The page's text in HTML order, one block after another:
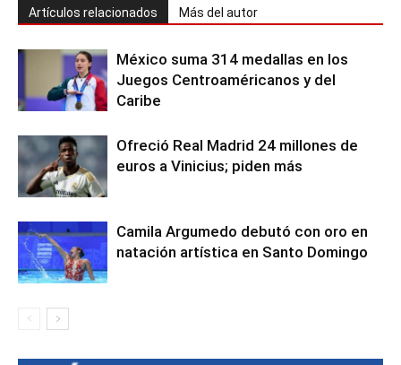
Artículos relacionados Más del autor
México suma 314 medallas en los
Juegos Centroaméricanos y del
Caribe
Ofreció Real Madrid 24 millones de
euros a Vinicius; piden más
Camila Argumedo debutó con oro en
natación artística en Santo Domingo